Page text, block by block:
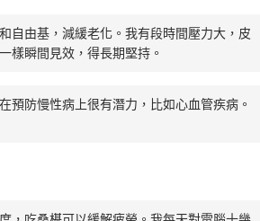
自由基，減緩老化。我有段時間壓力大，皮
樣瞬間見效，得長期堅持。
預防慢性病上很有潛力，比如心血管疾病。